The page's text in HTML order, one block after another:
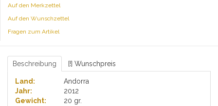
Auf den Merkzettel
Auf den Wunschzettel
Fragen zum Artikel
Beschreibung [!] Wunschpreis
Land:
Andorra
Jahr:
2012
Gewicht:
20 gr.